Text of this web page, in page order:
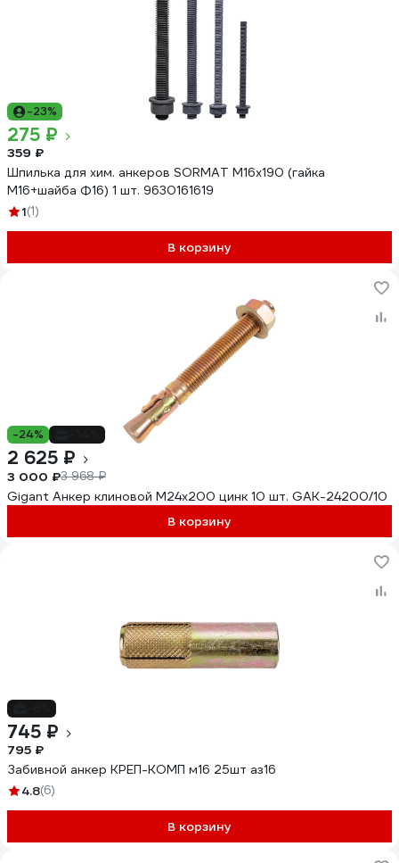
-23%
275 ₽
359 ₽
Шпилька для хим. анкеров SORMAT М16х190 (гайка
М16+шайба Ф16) 1 шт. 9630161619
1(1)
В корзину
-24%
2 625 ₽
3 000 ₽3 968 ₽
Gigant Анкер клиновой М24x200 цинк 10 шт. GAK-24200/10
В корзину
745 ₽
795 ₽
Забивной анкер КРЕП-КОМП м16 25шт аз16
4.8(6)
В корзину